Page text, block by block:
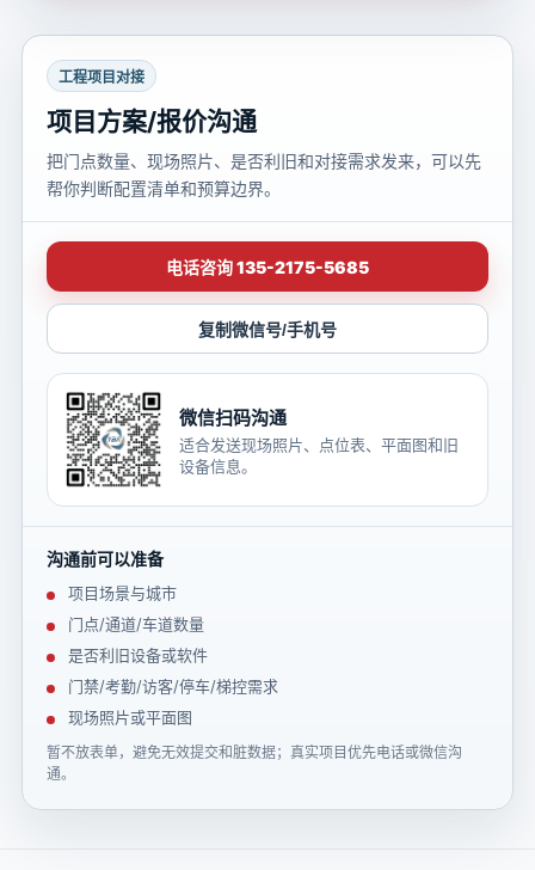
工程项目对接
项目方案/报价沟通
把门点数量、现场照片、是否利旧和对接需求发来，可以先
帮你判断配置清单和预算边界。
电话咨询 135-2175-5685
复制微信号/手机号
微信扫码沟通
适合发送现场照片、点位表、平面图和旧
设备信息。
沟通前可以准备
项目场景与城市
门点/通道/车道数量
是否利旧设备或软件
门禁/考勤/访客/停车/梯控需求
现场照片或平面图
暂不放表单，避免无效提交和脏数据；真实项目优先电话或微信沟
通。